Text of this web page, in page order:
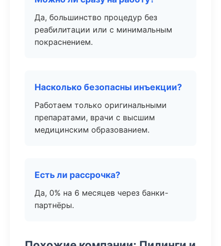
Да, большинство процедур без
реабилитации или с минимальным
покраснением.
Насколько безопасны инъекции?
Работаем только оригинальными
препаратами, врачи с высшим
медицинским образованием.
Есть ли рассрочка?
Да, 0% на 6 месяцев через банки-
партнёры.